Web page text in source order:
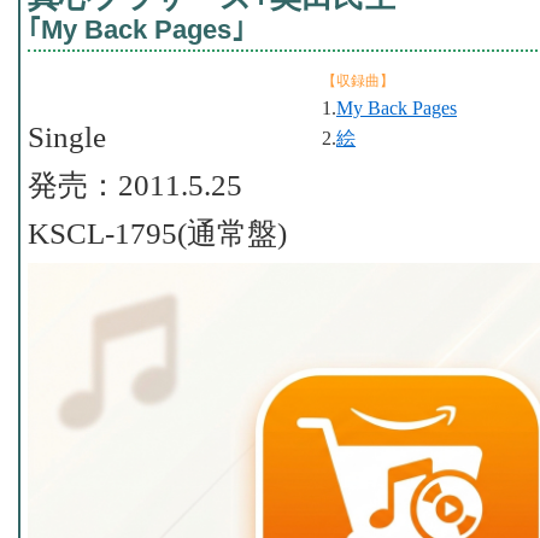
｢My Back Pages｣
【収録曲】
1.My Back Pages
2.絵
Single
発売：2011.5.25
KSCL-1795(通常盤)